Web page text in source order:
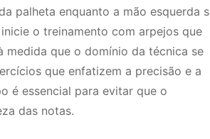
palheta enquanto a mão esquerda
o treinamento com arpejos que
medida que o domínio da técnica se
que enfatizem a precisão e a
é essencial para evitar que o
das notas.